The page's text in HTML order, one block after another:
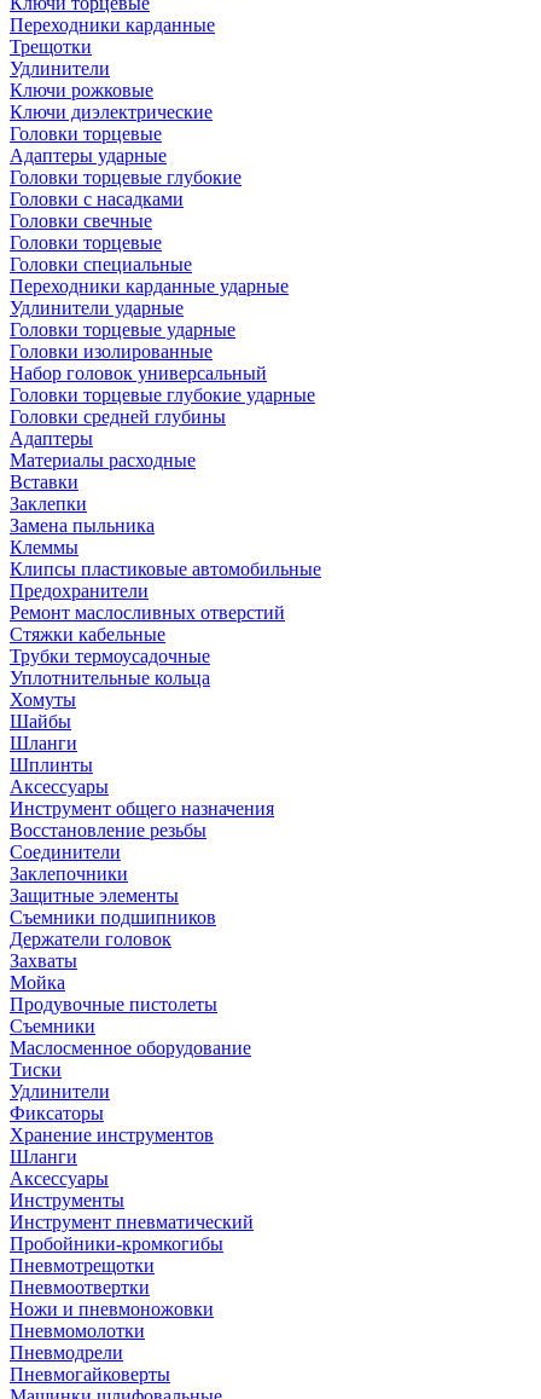
Переходники карданные
Трещотки
Удлинители
Ключи рожковые
Ключи диэлектрические
Головки торцевые
Адаптеры ударные
Головки торцевые глубокие
Головки с насадками
Головки свечные
Головки торцевые
Головки специальные
Переходники карданные ударные
Удлинители ударные
Головки торцевые ударные
Головки изолированные
Набор головок универсальный
Головки торцевые глубокие ударные
Головки средней глубины
Адаптеры
Материалы расходные
Вставки
Заклепки
Замена пыльника
Клеммы
Клипсы пластиковые автомобильные
Предохранители
Ремонт маслосливных отверстий
Стяжки кабельные
Трубки термоусадочные
Уплотнительные кольца
Хомуты
Шайбы
Шланги
Шплинты
Аксессуары
Инструмент общего назначения
Восстановление резьбы
Соединители
Заклепочники
Защитные элементы
Съемники подшипников
Держатели головок
Захваты
Мойка
Продувочные пистолеты
Съемники
Маслосменное оборудование
Тиски
Удлинители
Фиксаторы
Хранение инструментов
Шланги
Аксессуары
Инструменты
Инструмент пневматический
Пробойники-кромкогибы
Пневмотрещотки
Пневмоотвертки
Ножи и пневмоножовки
Пневмомолотки
Пневмодрели
Пневмогайковерты